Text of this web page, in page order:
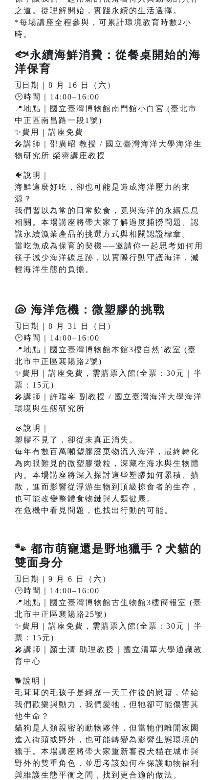
之道。從理解開始，實踐永續的生活選擇。
*每場講座全程參與，可累計環境教育時數2小
時。
🐟永續海鮮消費：從餐桌開始的海
洋保育
🗓️日期｜8 月 16 日（六）
🕑時間｜14:00–16:00
📍地點｜國立臺灣博物館南門館小白宮 (臺北市
中正區南昌路一段1號)
✨費用｜講座免費
🎤講師｜邵廣昭 教授 / 國立臺灣海洋大學海洋生
物研究所 榮譽講座教授
🐠說明｜
海鮮這麼好吃，卻也可能是造成海洋壓力的來
源？
我們習以為常的日常飲食，竟與海洋的永續息息
相關。本場講座將帶大家了解過度捕撈問題、認
識永續漁業產品的挑選方式與相關認證標章。
當吃魚成為保育的契機──邀請你一起思考如何用
筷子減少海洋碳足跡，以實際行動守護海洋，減
輕海洋生態的負擔。
🐚 海洋危機：微塑膠的挑戰
🗓️日期｜8 月 31 日（日）
🕑時間｜14:00–16:00
📍地點｜國立臺灣博物館本館3樓自然˙教室 (臺
北市中正區襄陽路2號)
✨費用｜講座免費，需購票入館(全票：30元｜半
票：15元)
🎤講師｜許瑞峯 副教授 / 國立臺灣海洋大學海洋
環境與生態研究所
🦪說明｜
塑膠不見了，卻從未真正消失。
每年有數百萬噸塑膠廢棄物流入海洋，最終轉化
為肉眼難見的微塑膠微粒，深藏在海水與生物體
內。本場講座將深入探討這些塑膠如何累積、擴
散，進而影響從浮游生物到頂級掠食者的生存，
也可能改變整體食物鏈與人類健康。
在危機中看見問題，也找出行動的可能。
🐾 都市萌寵還是野地獵手？犬貓的
雙面身分
🗓️日期｜9 月 6 日（六）
🕑時間｜14:00–16:00
📍地點｜國立臺灣博物館古生物館3樓簡報室 (臺
北市中正區襄陽路25號)
✨費用｜講座免費，需購票入館(全票：30元｜半
票：15元)
🎤講師｜顏士清 助理教授｜國立清華大學通識教
育中心
🐕說明｜
毛茸茸的毛孩子是經歷一天工作後的慰藉，帶給
我們歡樂與動力，我們愛牠，但牠卻可能傷害其
他生命？
貓狗是人類親密的動物夥伴，但當牠們離開家園
進入街頭或野外，也可能轉變為影響生態環境的
獵手。本場講座將帶大家重新審視犬貓在城市與
野外的雙重角色，並思考該如何在保護動物福利
與維護生態平衡之間，找到更合適的做法。